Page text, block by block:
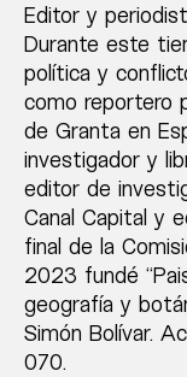
Editor y
Durante este
política y
como reportero
de Granta en
investigador y
editor de
Canal Capital y
final de la
2023 fundé
geografía y
Simón Bolívar.
070.